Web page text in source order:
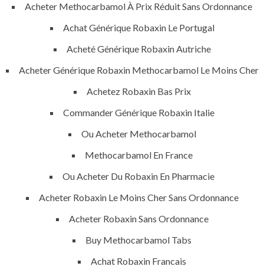
Acheter Methocarbamol À Prix Réduit Sans Ordonnance
Achat Générique Robaxin Le Portugal
Acheté Générique Robaxin Autriche
Acheter Générique Robaxin Methocarbamol Le Moins Cher
Achetez Robaxin Bas Prix
Commander Générique Robaxin Italie
Ou Acheter Methocarbamol
Methocarbamol En France
Ou Acheter Du Robaxin En Pharmacie
Acheter Robaxin Le Moins Cher Sans Ordonnance
Acheter Robaxin Sans Ordonnance
Buy Methocarbamol Tabs
Achat Robaxin Francais
ANJAD
Our projects spell success because
success is a project that is always under
vision exactly every time!